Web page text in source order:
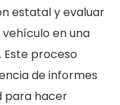
estatal y evaluar
en una
proceso
de informes
para hacer